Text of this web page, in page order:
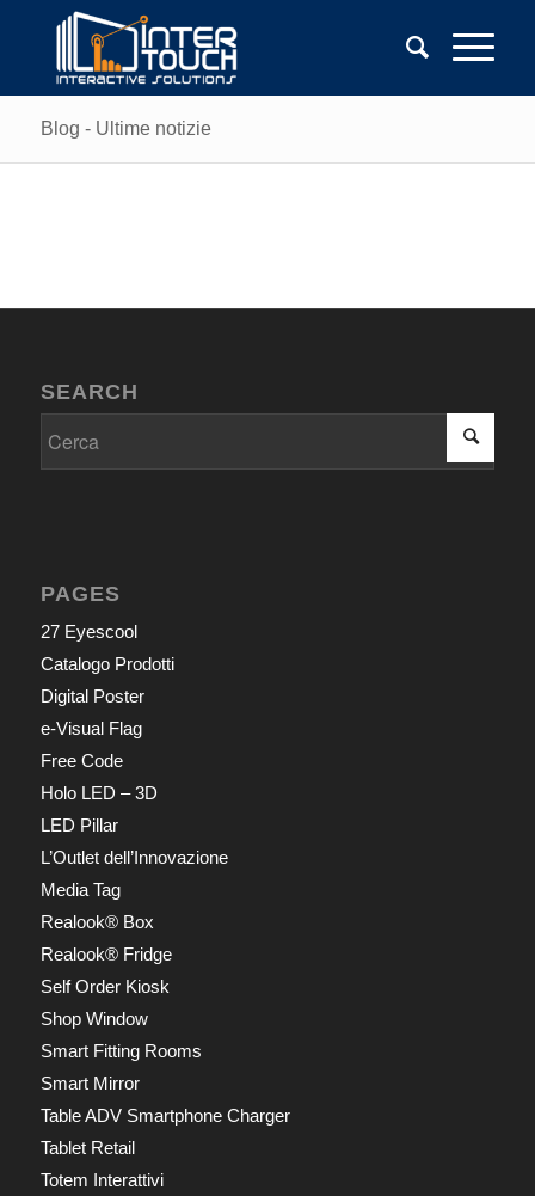
Blog - Ultime notizie
SEARCH
PAGES
27 Eyescool
Catalogo Prodotti
Digital Poster
e-Visual Flag
Free Code
Holo LED – 3D
LED Pillar
L’Outlet dell’Innovazione
Media Tag
Realook® Box
Realook® Fridge
Self Order Kiosk
Shop Window
Smart Fitting Rooms
Smart Mirror
Table ADV Smartphone Charger
Tablet Retail
Totem Interattivi